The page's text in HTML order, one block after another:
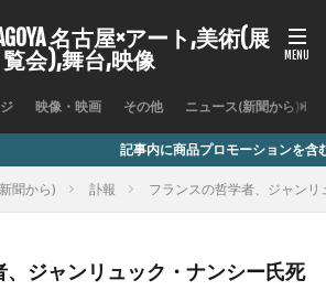
名古屋×アート,美術(展
覧会),舞台,映像
映像・映画 その他 ニュース(新聞から)
内に商品プロモーションを含む場合があります
聞から) 訃報 フランスの哲学者、ジャン
、ジャンリュック・ナンシー氏死